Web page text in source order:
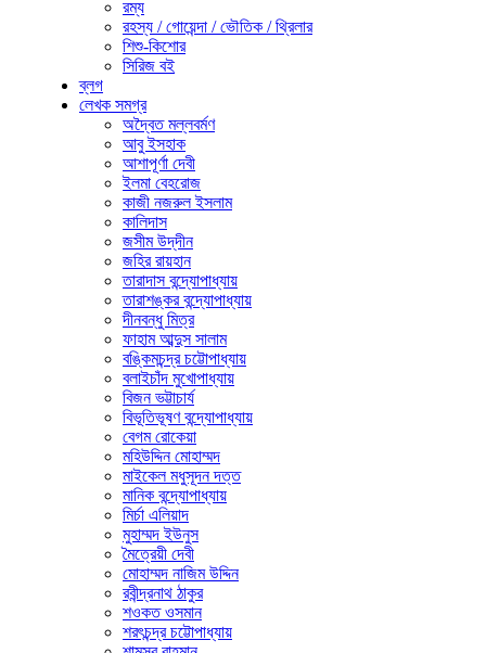
রম্য
রহস্য / গোয়েন্দা / ভৌতিক / থ্রিলার
শিশু-কিশোর
সিরিজ বই
ব্লগ
লেখক সমগ্র
অদ্বৈত মল্লবর্মণ
আবু ইসহাক
আশাপূর্ণা দেবী
ইলমা বেহরোজ
কাজী নজরুল ইসলাম
কালিদাস
জসীম উদ্‌দীন
জহির রায়হান
তারাদাস বন্দ্যোপাধ্যায়
তারাশঙ্কর বন্দ্যোপাধ্যায়
দীনবন্ধু মিত্র
ফাহাম আব্দুস সালাম
বঙ্কিমচন্দ্র চট্টোপাধ্যায়
বলাইচাঁদ মুখোপাধ্যায়
বিজন ভট্টাচার্য
বিভূতিভূষণ বন্দ্যোপাধ্যায়
বেগম রোকেয়া
মহিউদ্দিন মোহাম্মদ
মাইকেল মধুসূদন দত্ত
মানিক বন্দ্যোপাধ্যায়
মির্চা এলিয়াদ
মুহাম্মদ ইউনুস
মৈত্রেয়ী দেবী
মোহাম্মদ নাজিম উদ্দিন
রবীন্দ্রনাথ ঠাকুর
শওকত ওসমান
শরৎচন্দ্র চট্টোপাধ্যায়